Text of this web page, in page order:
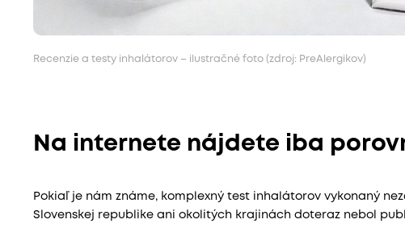
Recenzie a testy inhalátorov – ilustračné foto (zdroj: PreAlergikov)
Na internete nájdete iba
Pokiaľ je nám známe, komplexný test inhalátorov vykonaný
Slovenskej republike ani okolitých krajinách doteraz nebol